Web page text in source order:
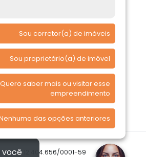
Sou corretor(a) de imóveis
Sou proprietário(a) de imóvel
Quero saber mais ou visitar esse
empreendimento
das opções anteriores
CNPJ 12.404.656/0001-59
você